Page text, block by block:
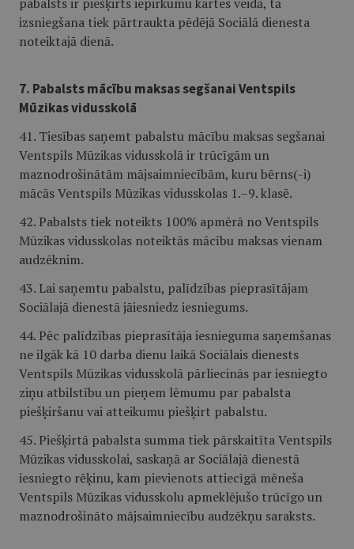
izsniegšana tiek pārtraukta pēdējā Sociālā dienesta
noteiktajā dienā.
7. Pabalsts mācību maksas segšanai Ventspils
Mūzikas vidusskolā
41. Tiesības saņemt pabalstu mācību maksas segšanai
Ventspils Mūzikas vidusskolā ir trūcīgām un
maznodrošinātām mājsaimniecībām, kuru bērns(-i)
mācās Ventspils Mūzikas vidusskolas 1.–9. klasē.
42. Pabalsts tiek noteikts 100% apmērā no Ventspils
Mūzikas vidusskolas noteiktās mācību maksas vienam
audzēknim.
43. Lai saņemtu pabalstu, palīdzības pieprasītājam
Sociālajā dienestā jāiesniedz iesniegums.
44. Pēc palīdzības pieprasītāja iesnieguma saņemšanas
ne ilgāk kā 10 darba dienu laikā Sociālais dienests
Ventspils Mūzikas vidusskolā pārliecinās par iesniegto
ziņu atbilstību un pieņem lēmumu par pabalsta
piešķiršanu vai atteikumu piešķirt pabalstu.
45. Piešķirtā pabalsta summa tiek pārskaitīta Ventspils
Mūzikas vidusskolai, saskaņā ar Sociālajā dienestā
iesniegto rēķinu, kam pievienots attiecīgā mēneša
Ventspils Mūzikas vidusskolu apmeklējušo trūcīgo un
maznodrošināto mājsaimniecību audzēkņu saraksts.